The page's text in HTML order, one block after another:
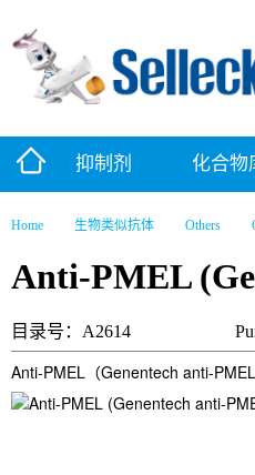
抑制剂 化合物
Home 生物类似抗体 Others
Anti-PMEL
目录号：A2614
Anti-PMEL（Genentech anti-